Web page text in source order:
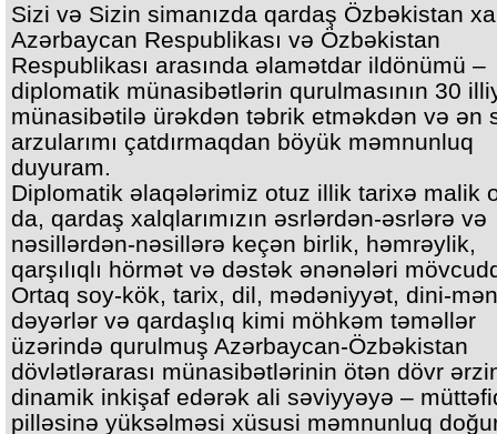
Sizi və Sizin simanızda qardaş Özbəkistan
Azərbaycan Respublikası və Özbəkistan
Respublikası arasında əlamətdar ildönümü –
diplomatik münasibətlərin qurulmasının 30
münasibətilə ürəkdən təbrik etməkdən və ən
arzularımı çatdırmaqdan böyük məmnunluq
duyuram.
Diplomatik əlaqələrimiz otuz illik tarixə malik
da, qardaş xalqlarımızın əsrlərdən-əsrlərə və
nəsillərdən-nəsillərə keçən birlik, həmrəylik,
qarşılıqlı hörmət və dəstək ənənələri
Ortaq soy-kök, tarix, dil, mədəniyyət, dini-
dəyərlər və qardaşlıq kimi möhkəm təməllər
üzərində qurulmuş Azərbaycan-Özbəkistan
dövlətlərarası münasibətlərinin ötən dövr
dinamik inkişaf edərək ali səviyyəyə –
pilləsinə yüksəlməsi xüsusi məmnunluq